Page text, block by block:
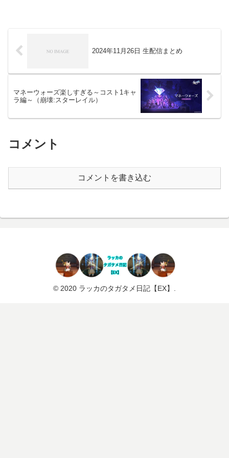
2024年11月26日 生配信まとめ
マネーウォーズ楽しすぎる～コスト1キャ
ラ編～（崩壊:スターレイル）
コメント
コメントを書き込む
© 2020 ラッカのタガタメ日記【EX】.